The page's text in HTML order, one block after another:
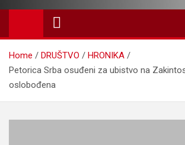
Home DRUŠTVO
HRONIKA
Petorica Srba osuđeni za ubistvo na
oslobođena